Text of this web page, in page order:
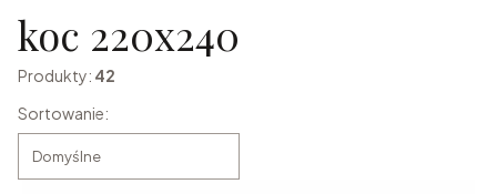
koc 220x240
Produkty: 42
Lista produktów
Sortowanie:
Domyślne